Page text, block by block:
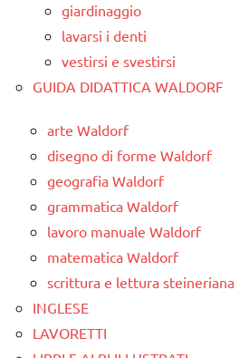
giardinaggio
lavarsi i denti
vestirsi e svestirsi
GUIDA DIDATTICA WALDORF
arte Waldorf
disegno di forme Waldorf
geografia Waldorf
grammatica Waldorf
lavoro manuale Waldorf
matematica Waldorf
scrittura e lettura steineriana
INGLESE
LAVORETTI